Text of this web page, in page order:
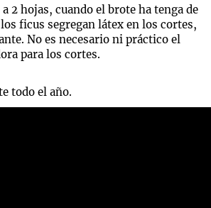
2 hojas, cuando el brote ha tenga de
ficus segregan látex en los cortes,
No es necesario ni práctico el
para los cortes.
todo el año.